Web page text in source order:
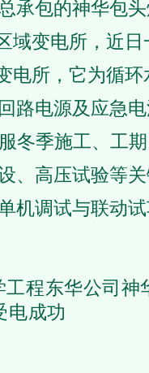
承包的神华包
域变电所，近
电所，它为循
路电源及应急
冬季施工、工
、高压试验等
机调试与联动
程东华公司神
电成功